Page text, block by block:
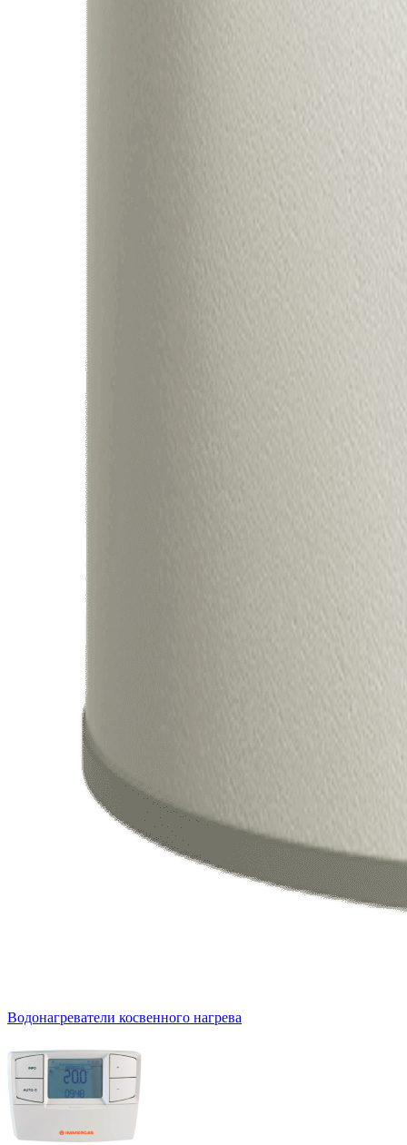
Водонагреватели косвенного нагрева